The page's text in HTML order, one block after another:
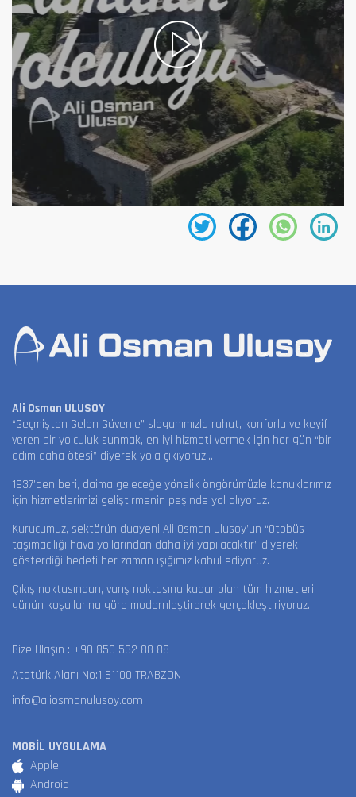
Ali Osman ULUSOY
“Geçmişten Gelen Güvenle” sloganımızla rahat, konforlu ve keyif
veren bir yolculuk sunmak, en iyi hizmeti vermek için her gün “bir
adım daha ötesi” diyerek yola çıkıyoruz…
1937’den beri, daima geleceğe yönelik öngörümüzle konuklarımız
için hizmetlerimizi geliştirmenin peşinde yol alıyoruz.
Kurucumuz, sektörün duayeni Ali Osman Ulusoy’un “Otobüs
taşımacılığı hava yollarından daha iyi yapılacaktır” diyerek
gösterdiği hedefi her zaman ışığımız kabul ediyoruz.
Çıkış noktasından, varış noktasına kadar olan tüm hizmetleri
günün koşullarına göre modernleştirerek gerçekleştiriyoruz.
Bize Ulaşın : +90 850 532 88 88
Atatürk Alanı No:1 61100 TRABZON
info@aliosmanulusoy.com
MOBİL UYGULAMA
Apple
Android